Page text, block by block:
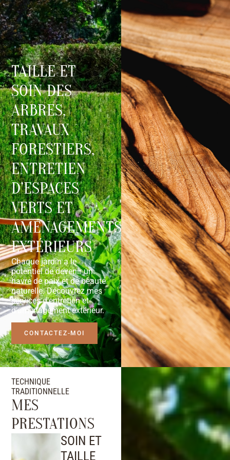
0
TAILLE ET
SOIN DES
ARBRES,
TRAVAUX
FORESTIERS,
ENTRETIEN
D’ESPACES
VERTS ET
AMÉNAGEMENTS
EXTÉRIEURS
Chaque jardin a le
potentiel de devenir un
havre de paix et de beauté
naturelle. Découvrez mes
services d’entretien et
d’aménagement extérieur.
CONTACTEZ-MOI
TECHNIQUE
TRADITIONNELLE
MES
PRESTATIONS
SOIN ET
TAILLE